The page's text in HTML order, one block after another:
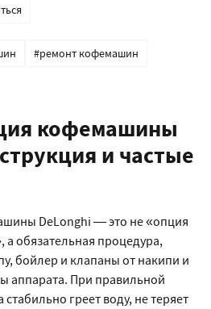
#ремонт кофемашин
кофемашины
и частые
DeLonghi — это не «опция
обязательная процедура,
бойлер и клапаны от накипи и
аппарата. При правильной
греет воду, не теряет